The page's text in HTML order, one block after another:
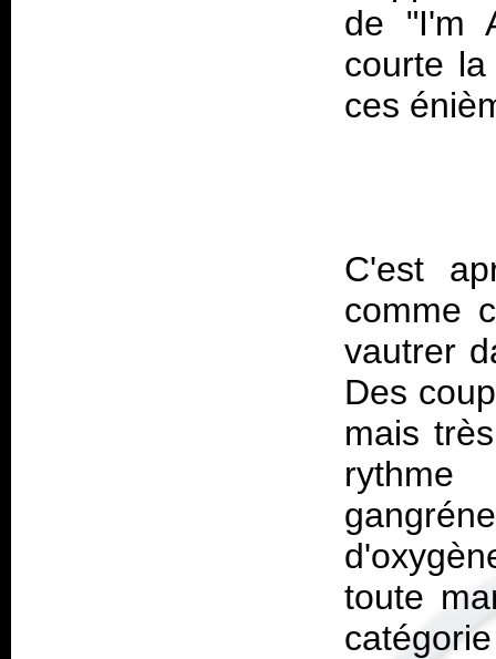
de "I'm
courte
C'est
comme
vautrer
Des
mais
toute